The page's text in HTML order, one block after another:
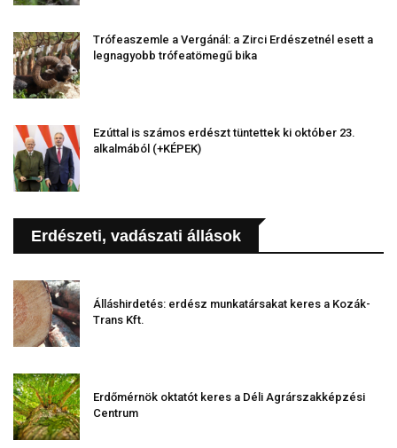
Trófeaszemle a Vergánál: a Zirci Erdészetnél esett a
legnagyobb trófeatömegű bika
Ezúttal is számos erdészt tüntettek ki október 23.
alkalmából (+KÉPEK)
Erdészeti, vadászati állások
Álláshirdetés: erdész munkatársakat keres a Kozák-
Trans Kft.
Erdőmérnök oktatót keres a Déli Agrárszakképzési
Centrum